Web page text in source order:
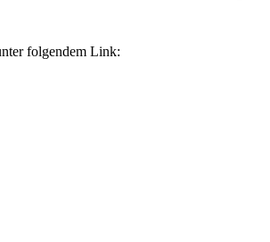
folgendem Link: